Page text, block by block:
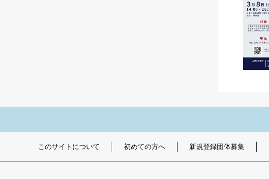
このサイトについて 初めての方へ 新規登録団体募集